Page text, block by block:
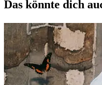
Das könnte dich